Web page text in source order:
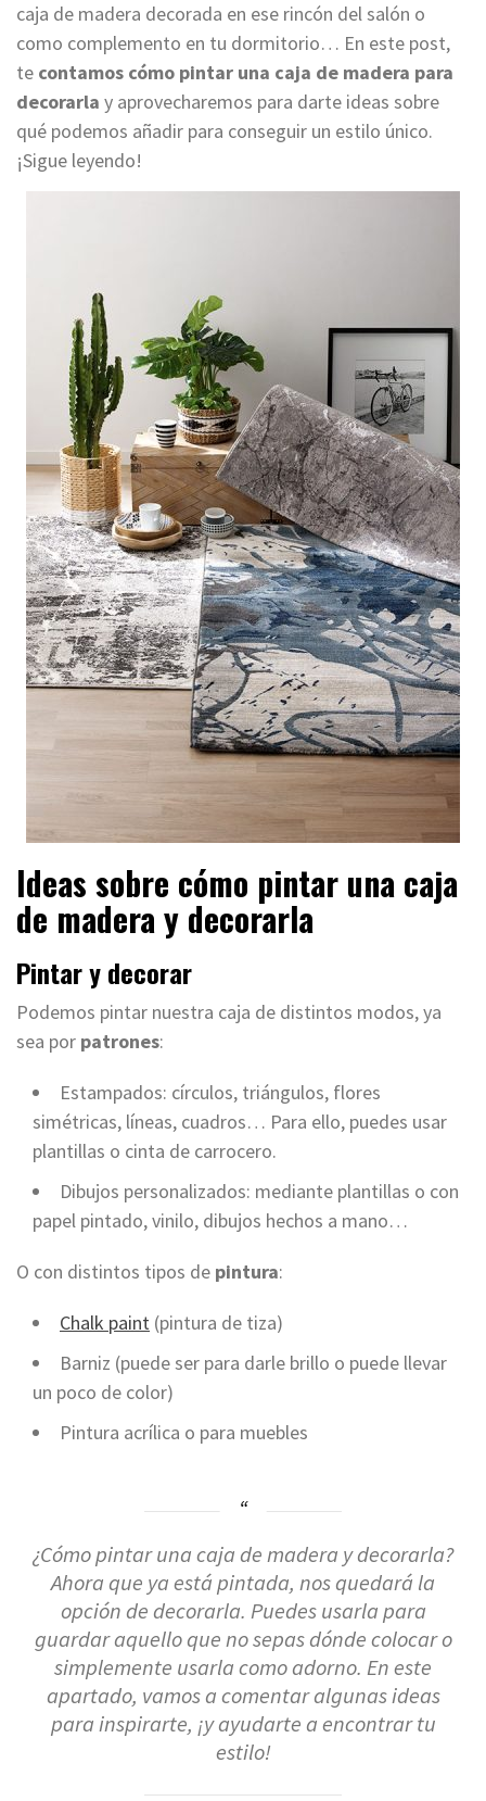
caja de madera decorada en ese rincón del salón o
como complemento en tu dormitorio… En este post,
te contamos cómo pintar una caja de madera para
decorarla y aprovecharemos para darte ideas sobre
qué podemos añadir para conseguir un estilo único.
¡Sigue leyendo!
Ideas sobre cómo pintar una caja
de madera y decorarla
Pintar y decorar
Podemos pintar nuestra caja de distintos modos, ya
sea por patrones:
Estampados: círculos, triángulos, flores
simétricas, líneas, cuadros… Para ello, puedes usar
plantillas o cinta de carrocero.
Dibujos personalizados: mediante plantillas o con
papel pintado, vinilo, dibujos hechos a mano…
O con distintos tipos de pintura:
Chalk paint (pintura de tiza)
Barniz (puede ser para darle brillo o puede llevar
un poco de color)
Pintura acrílica o para muebles
¿Cómo pintar una caja de madera y decorarla?
Ahora que ya está pintada, nos quedará la
opción de decorarla. Puedes usarla para
guardar aquello que no sepas dónde colocar o
simplemente usarla como adorno. En este
apartado, vamos a comentar algunas ideas
para inspirarte, ¡y ayudarte a encontrar tu
estilo!